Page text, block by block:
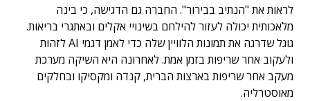
לראות את "הנתיב בבירור". החברה גם הדגישה, כי בינה
מלאכותית יכולה לעזור להילחם בשינויי אקלים ובאתגרי בריאות.
גוגל שדרגה את תמונות הלוויין שלה כדי לאמן דגמי AI לזהות
ולעקוב אחר שריפות בזמן אמת. לאחרונה היא השיקה מערכת
מעקב אחר שריפות בארצות הברית, קנדה ומקסיקו ובחלקים
מאוסטרליה.